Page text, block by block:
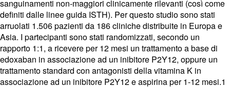
sanguinamenti non-maggiori clinicamente rilevanti (così come
definiti dalle linee guida ISTH). Per questo studio sono stati
arruolati 1.506 pazienti da 186 cliniche distribuite in Europa e
Asia. I partecipanti sono stati randomizzati, secondo un
rapporto 1:1, a ricevere per 12 mesi un trattamento a base di
edoxaban in associazione ad un inibitore P2Y12, oppure un
trattamento standard con antagonisti della vitamina K in
associazione ad un inibitore P2Y12 e aspirina per 1-12 mesi.1